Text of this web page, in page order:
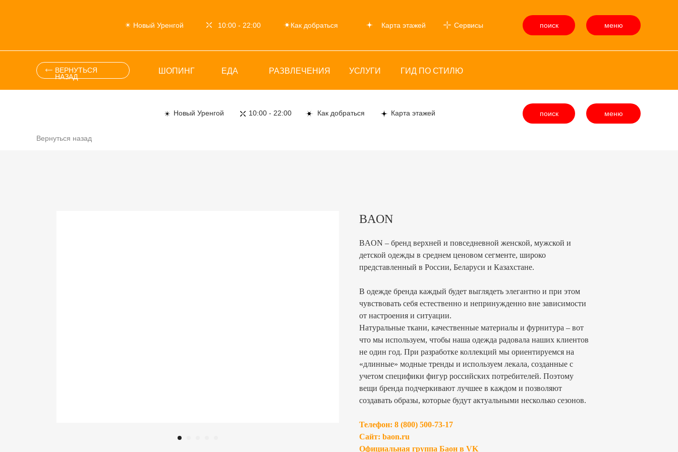
ВЕРНУТЬСЯ
НАЗАД
РАЗВЛЕЧЕНИЯ УСЛУГИ ГИД ПО СТИЛЮ
ШОПИНГ ЕДА
меню
поиск
Новый Уренгой Сервисы
10:00 - 22:00 Как добраться Карта этажей
Вернуться назад
меню
поиск
Новый Уренгой 10:00 - 22:00 Как добраться Карта этажей
BAON
BAON – бренд верхней и повседневной женской, мужской и
детской одежды в среднем ценовом сегменте, широко
представленный в России, Беларуси и Казахстане.
В одежде бренда каждый будет выглядеть элегантно и при этом
чувствовать себя естественно и непринужденно вне зависимости
от настроения и ситуации.
Натуральные ткани, качественные материалы и фурнитура – вот
что мы используем, чтобы наша одежда радовала наших клиентов
не один год. При разработке коллекций мы ориентируемся на
«длинные» модные тренды и используем лекала, созданные с
учетом специфики фигур российских потребителей. Поэтому
вещи бренда подчеркивают лучшее в каждом и позволяют
создавать образы, которые будут актуальными несколько сезонов.
Телефон: 8 (800) 500-73-17
Сайт: baon.ru
Официальная группа Баон в VK